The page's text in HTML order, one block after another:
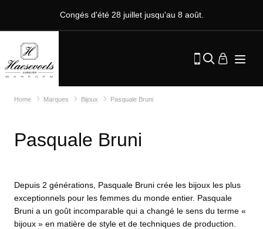
Congés d'été 28 juillet jusqu'au 8 août.
Home Marques Bijoux Pasquale Bruni
Pasquale Bruni
Depuis 2 générations, Pasquale Bruni crée les bijoux les plus
exceptionnels pour les femmes du monde entier. Pasquale
Bruni a un goût incomparable qui a changé le sens du terme «
bijoux » en matière de style et de techniques de production.